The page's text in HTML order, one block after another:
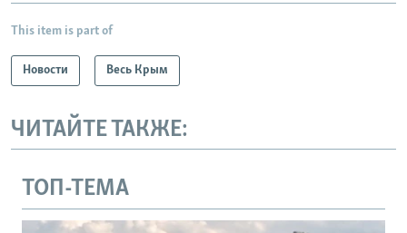
This item is part of
Новости Весь Крым
ЧИТАЙТЕ ТАКЖЕ:
ТОП-ТЕМА